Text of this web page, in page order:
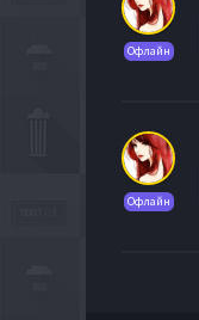
Офлайн
Офлайн